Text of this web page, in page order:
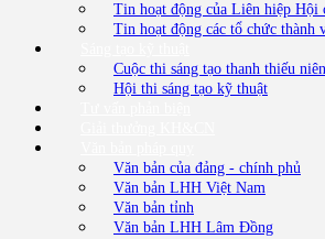
Tin hoạt động của Liên hiệp Hội
Tin hoạt động các tổ chức thành
Cuộc thi sáng tạo thanh thiếu
Hội thi sáng tạo kỹ thuật
Văn bản của đảng - chính phủ
Văn bản LHH Việt Nam
Văn bản tỉnh
Văn bản LHH Lâm Đồng